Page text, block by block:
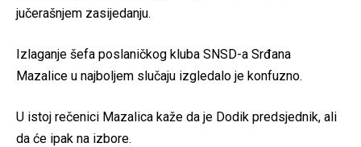
jučerašnjem zasijedanju.
Izlaganje šefa poslaničkog kluba SNSD-a Srđana
Mazalice u najboljem slučaju izgledalo je konfuzno.
U istoj rečenici Mazalica kaže da je Dodik predsjednik, ali
da će ipak na izbore.